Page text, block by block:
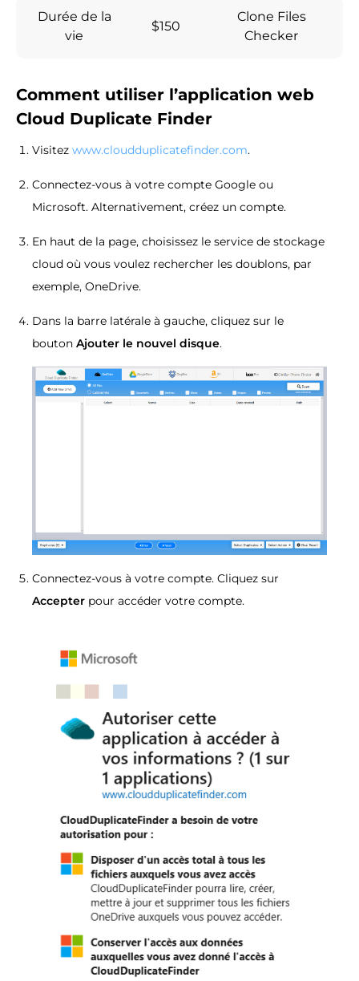
Durée de la
vie
$150
Clone Files
Checker
Comment utiliser l’application web
Cloud Duplicate Finder
Visitez www.cloudduplicatefinder.com.
Connectez-vous à votre compte Google ou
Microsoft. Alternativement, créez un compte.
En haut de la page, choisissez le service de stockage
cloud où vous voulez rechercher les doublons, par
exemple, OneDrive.
Dans la barre latérale à gauche, cliquez sur le
bouton Ajouter le nouvel disque.
Connectez-vous à votre compte. Cliquez sur
Accepter pour accéder votre compte.